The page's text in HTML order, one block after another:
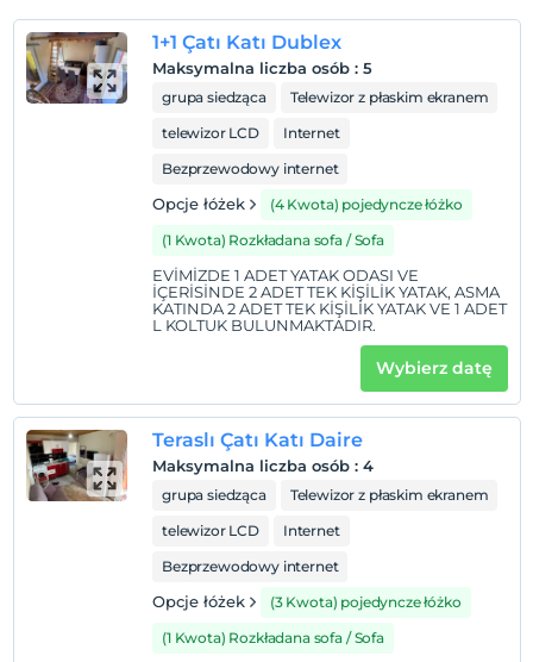
Po 14:00
Wymeldować się
Przed 11:00
Zwierzęta są dozwolone. Żadnych dodatkowych opłat.
Zakaz palenia w pokoju
Godziny zameldowania
Niemowlęta do wieku do 2 są bezpłatne.
1 dzieci w wieku poniżej 13 jest/jest bezpłatne za pokój
1+1 Çatı Katı Dublex
Maksymalna liczba osób : 5
grupa siedząca
Telewizor z płaskim ekranem
telewizor LCD
Internet
Bezprzewodowy internet
Opcje łóżek
(4 Kwota) pojedyncze łóżko
(1 Kwota) Rozkładana sofa / Sofa
EVİMİZDE 1 ADET YATAK ODASI VE
İÇERİSİNDE 2 ADET TEK KİŞİLİK YATAK, ASMA
KATINDA 2 ADET TEK KİŞİLİK YATAK VE 1 ADET
L KOLTUK BULUNMAKTADIR.
Wybierz datę
Teraslı Çatı Katı Daire
Maksymalna liczba osób : 4
grupa siedząca
Telewizor z płaskim ekranem
telewizor LCD
Internet
Bezprzewodowy internet
Opcje łóżek
(3 Kwota) pojedyncze łóżko
(1 Kwota) Rozkładana sofa / Sofa